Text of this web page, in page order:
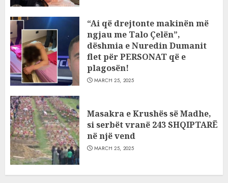
“Ai që drejtonte makinën më
ngjau me Talo Çelën”,
dëshmia e Nuredin Dumanit
flet për PERSONAT që e
plagosën!
MARCH 25, 2025
Masakra e Krushës së Madhe,
si serbët vranë 243 SHQIPTARË
në një vend
MARCH 25, 2025